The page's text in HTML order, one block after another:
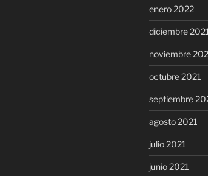
enero 2022
diciembre
noviembre
octubre 2021
septiembre
agosto 2021
julio 2021
junio 2021